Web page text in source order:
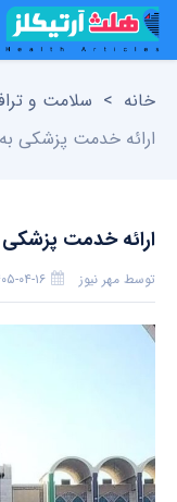
خانه > سلامت و
ارائه خدمت پزشکی به ۱۸ هزار زائر در مصلای تهران
ارائه خدمت پزشکی به ۱۸ هزار زائر در
توسط مهر نیوز ۱۴۰۵-